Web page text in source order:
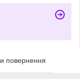
повернення